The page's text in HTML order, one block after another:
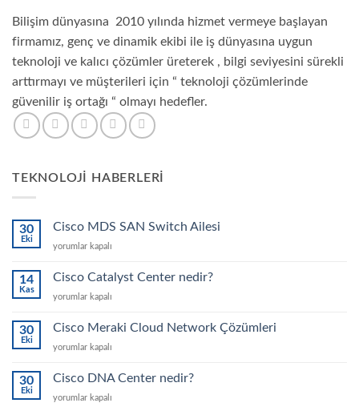
Bilişim dünyasına 2010 yılında hizmet vermeye başlayan
firmamız, genç ve dinamik ekibi ile iş dünyasına uygun
teknoloji ve kalıcı çözümler üreterek , bilgi seviyesini sürekli
arttırmayı ve müşterileri için “ teknoloji çözümlerinde
güvenilir iş ortağı “ olmayı hedefler.
TEKNOLOJI HABERLERI
30
Eki
Cisco MDS SAN Switch Ailesi
Cisco
SAN
Ailesi
yorumlar kapalı
14
Kas
Cisco Catalyst Center nedir?
Cisco
Center
için
yorumlar kapalı
30
Eki
Cisco Meraki Cloud Network Çözümleri
Cisco
Cloud
Çözümleri
yorumlar kapalı
30
Eki
Cisco DNA Center nedir?
Cisco
yorumlar kapalı